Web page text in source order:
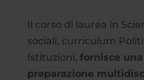
Il corso di laurea in
sociali, curriculum
Istituzioni, fornisce
preparazione